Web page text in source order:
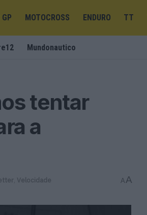
MOTOCROSS ENDURO TT
Mundonautico
tentar
a
Velocidade AA